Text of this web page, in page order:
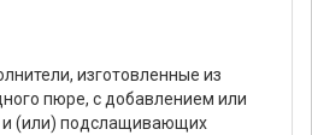
изготовленные из
пюре, с добавлением или
и (или) подслащивающих